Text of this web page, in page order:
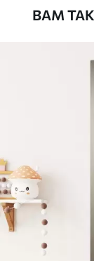
Яскраві,
Стійкість
Безпечне
Поверхня з
Преміум
Від363
Яскраві,
Стійкість до
Безпечне
ВАМ